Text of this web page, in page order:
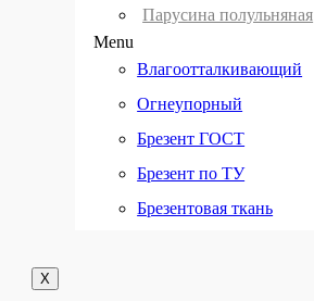
Парусина полульняная
Menu
Влагоотталкивающий
Огнеупорный
Брезент ГОСТ
Брезент по ТУ
Брезентовая ткань
X